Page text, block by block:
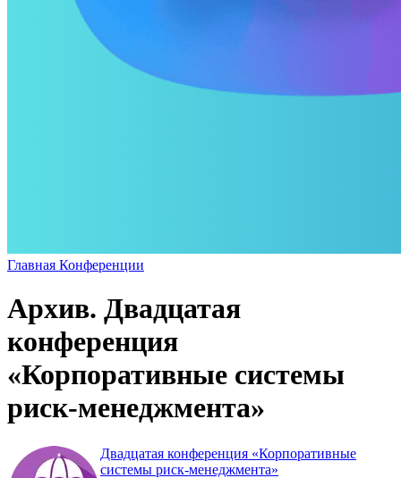
Главная Конференции
Архив. Двадцатая
конференция
«Корпоративные системы
риск-менеджмента»
Двадцатая конференция «Корпоративные
системы риск-менеджмента»